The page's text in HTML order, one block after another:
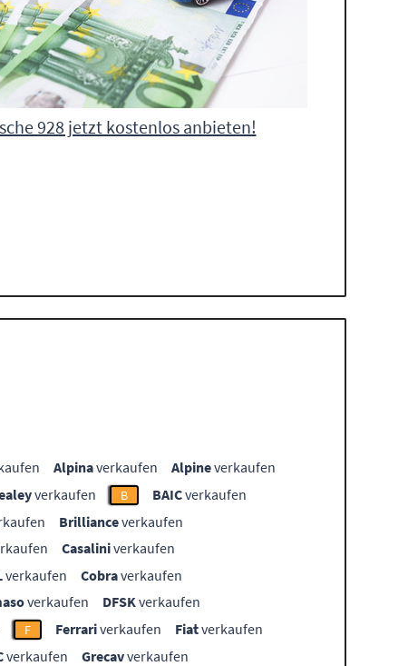
928 jetzt kostenlos anbieten!
Alpinaverkaufen Alpineverkaufen
verkaufen B BAICverkaufen
Brillianceverkaufen
Casaliniverkaufen
verkaufen Cobraverkaufen
verkaufen DFSKverkaufen
F Ferrariverkaufen Fiatverkaufen
verkaufen Grecavverkaufen